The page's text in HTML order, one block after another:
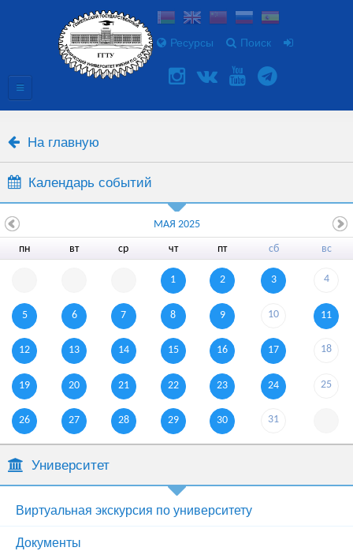
Ресурсы Поиск
На главную
Календарь событий
пн вт ср чт пт сб вс
1 2 3 4
5 6 7 8 9 10 11
12 13 14 15 16 17 18
19 20 21 22 23 24 25
26 27 28 29 30 31
МАЯ 2025
Университет
Виртуальная экскурсия по университету
Документы